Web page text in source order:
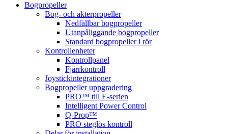
Bogpropeller
Bog- och akterpropeller
Nedfällbar bogpropeller
Utanpåliggande bogpropeller
Standard bogpropeller i rör
Kontrollenheter
Kontrollpanel
Fjärrkontroll
Joystickintegrationer
Bogpropeller uppgradering
PRO™ till E-serien
Intelligent Power Control
Q-Prop™
PRO steglös kontroll